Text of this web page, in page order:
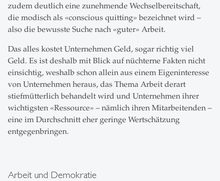
zudem deutlich eine zunehmende Wechselbereitschaft,
die modisch als «conscious quitting» bezeichnet wird –
also die bewusste Suche nach «guter» Arbeit.
Das alles kostet Unternehmen Geld, sogar richtig viel
Geld. Es ist deshalb mit Blick auf nüchterne Fakten nicht
einsichtig, weshalb schon allein aus einem Eigeninteresse
von Unternehmen heraus, das Thema Arbeit derart
stiefmütterlich behandelt wird und Unternehmen ihrer
wichtigsten «Ressource» – nämlich ihren Mitarbeitenden –
eine im Durchschnitt eher geringe Wertschätzung
entgegenbringen.
Arbeit und Demokratie